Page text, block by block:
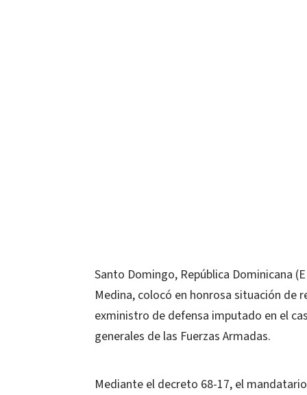
Santo Domingo, República Dominicana
Medina, colocó en honrosa situación de
exministro de defensa imputado en el
generales de las Fuerzas Armadas.
Mediante el decreto 68-17, el